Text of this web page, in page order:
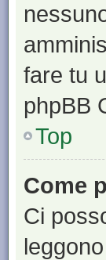
fare tu
phpBB
Top
Come
Ci